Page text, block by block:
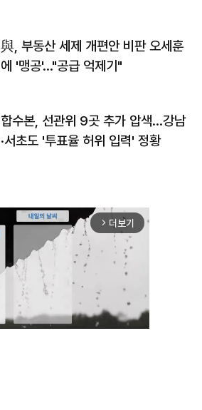
與, 부동산 세제 개편안 비판 오세훈
에 '맹공'…"공급 억제기"
합수본, 선관위 9곳 추가 압색…강남
·서초도 '투표율 허위 입력' 정황
arrow_forward_ios 더보기